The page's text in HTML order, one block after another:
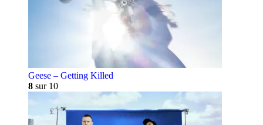
Geese – Getting Killed
8 sur 10